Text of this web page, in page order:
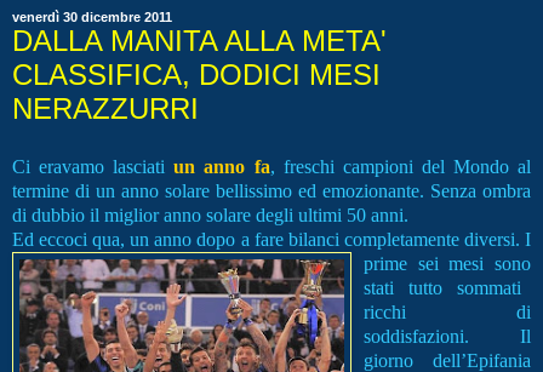
venerdì 30 dicembre 2011
DALLA MANITA ALLA META'
CLASSIFICA, DODICI MESI
NERAZZURRI
Ci eravamo lasciatiun anno fa, freschi campioni del Mondo al
termine di un anno solare bellissimo ed emozionante. Senza ombra
di dubbio il miglior anno solare degli ultimi 50 anni.
Ed eccoci qua, un anno dopo a fare bilanci completamente diversi. I
prime sei mesi sono
stati tutto sommati
ricchi di
soddisfazioni. Il
giorno dell’Epifania